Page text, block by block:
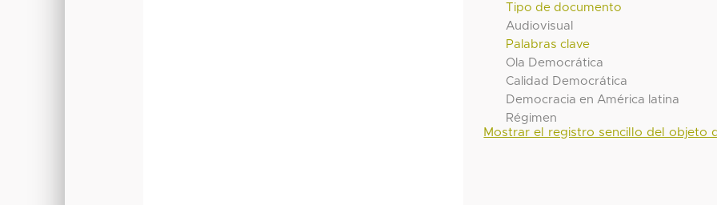
Tipo de documento
Audiovisual
Palabras clave
Ola Democrática
Calidad Democrática
Democracia en América latina
Régimen
Mostrar el registro sencillo del objeto